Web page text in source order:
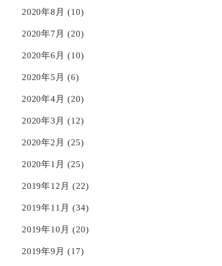
2020年8月 (10)
2020年7月 (20)
2020年6月 (10)
2020年5月 (6)
2020年4月 (20)
2020年3月 (12)
2020年2月 (25)
2020年1月 (25)
2019年12月 (22)
2019年11月 (34)
2019年10月 (20)
2019年9月 (17)